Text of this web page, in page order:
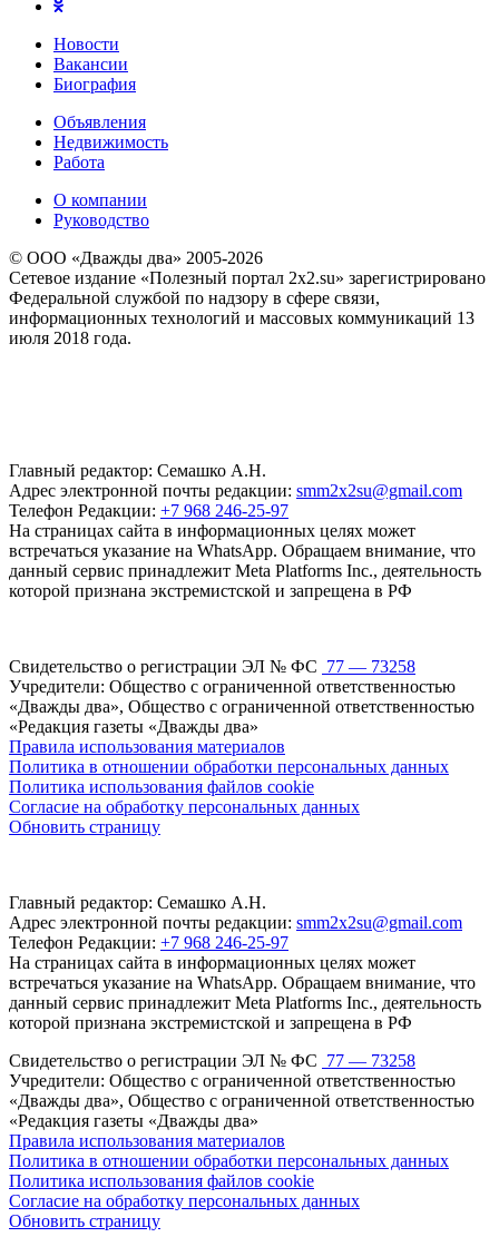
Новости
Вакансии
Биография
Объявления
Недвижимость
Работа
О компании
Руководство
© ООО «Дважды два» 2005-2026
Сетевое издание «Полезный портал 2x2.su» зарегистрировано
Федеральной службой по надзору в сфере связи,
информационных технологий и массовых коммуникаций 13
июля 2018 года.
Главный редактор: Семашко А.Н.
Адрес электронной почты редакции: smm2x2su@gmail.com
Телефон Редакции: +7 968 246-25-97
На страницах сайта в информационных целях может
встречаться указание на WhatsApp. Обращаем внимание, что
данный сервис принадлежит Meta Platforms Inc., деятельность
которой признана экстремистской и запрещена в РФ
Свидетельство о регистрации ЭЛ № ФС 77 — 73258
Учредители: Общество с ограниченной ответственностью
«Дважды два», Общество с ограниченной ответственностью
«Редакция газеты «Дважды два»
Правила использования материалов
Политика в отношении обработки персональных данных
Политика использования файлов cookie
Согласие на обработку персональных данных
Обновить страницу
Главный редактор: Семашко А.Н.
Адрес электронной почты редакции: smm2x2su@gmail.com
Телефон Редакции: +7 968 246-25-97
На страницах сайта в информационных целях может
встречаться указание на WhatsApp. Обращаем внимание, что
данный сервис принадлежит Meta Platforms Inc., деятельность
которой признана экстремистской и запрещена в РФ
Свидетельство о регистрации ЭЛ № ФС 77 — 73258
Учредители: Общество с ограниченной ответственностью
«Дважды два», Общество с ограниченной ответственностью
«Редакция газеты «Дважды два»
Правила использования материалов
Политика в отношении обработки персональных данных
Политика использования файлов cookie
Согласие на обработку персональных данных
Обновить страницу